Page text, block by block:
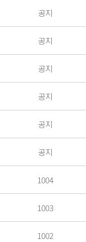
공지
공지
공지
공지
공지
공지
1004
1003
1002